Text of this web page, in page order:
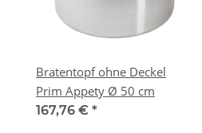
Bratentopf ohne Deckel
Prim Appety Ø 50 cm
167,76 € *